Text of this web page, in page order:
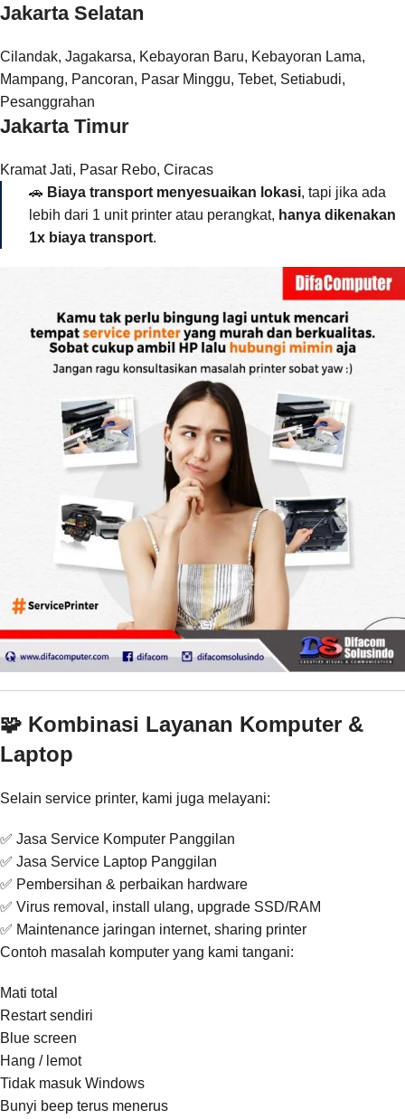
Jakarta Selatan
Cilandak, Jagakarsa, Kebayoran Baru, Kebayoran Lama,
Mampang, Pancoran, Pasar Minggu, Tebet, Setiabudi,
Pesanggrahan
Jakarta Timur
Kramat Jati, Pasar Rebo, Ciracas
🚗 Biaya transport menyesuaikan lokasi, tapi jika ada
lebih dari 1 unit printer atau perangkat, hanya dikenakan
1x biaya transport.
🧩 Kombinasi Layanan Komputer &
Laptop
Selain service printer, kami juga melayani:
✅ Jasa Service Komputer Panggilan
✅ Jasa Service Laptop Panggilan
✅ Pembersihan & perbaikan hardware
✅ Virus removal, install ulang, upgrade SSD/RAM
✅ Maintenance jaringan internet, sharing printer
Contoh masalah komputer yang kami tangani:
Mati total
Restart sendiri
Blue screen
Hang / lemot
Tidak masuk Windows
Bunyi beep terus menerus